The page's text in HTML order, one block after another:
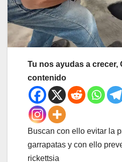
Tu nos ayudas a crecer,
contenido
Buscan con ello evitar la
garrapatas y con ello
rickettsia